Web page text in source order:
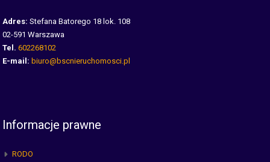
Adres: Stefana Batorego 18 lok. 108
02-591 Warszawa
Tel. 602268102
E-mail: biuro@bscnieruchomosci.pl
Informacje prawne
RODO